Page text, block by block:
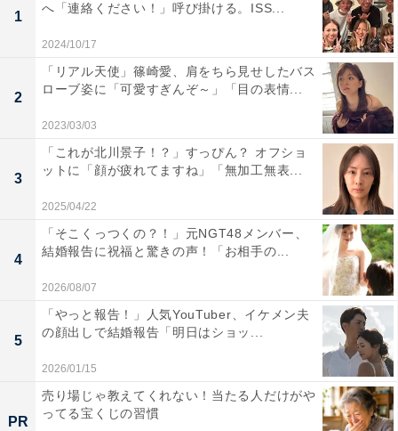
1
へ「連絡ください！」呼び掛ける。ISS...
2024/10/17
2
「リアル天使」篠崎愛、肩をちら見せしたバス
ローブ姿に「可愛すぎんぞ～」「目の表情...
2023/03/03
3
「これが北川景子！？」すっぴん？ オフショ
ットに「顔が疲れてますね」「無加工無表...
2025/04/22
4
「そこくっつくの？！」元NGT48メンバー、
結婚報告に祝福と驚きの声！「お相手の...
2026/08/07
5
「やっと報告！」人気YouTuber、イケメン夫
の顔出しで結婚報告「明日はショッ...
2026/01/15
PR
売り場じゃ教えてくれない！当たる人だけがや
ってる宝くじの習慣